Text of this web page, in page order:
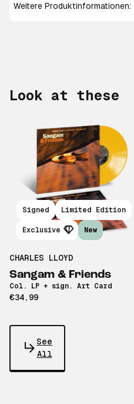
Weitere Produktinformationen:
Look at these
Signed Limited Edition
Exclusive New
CHARLES LLOYD
Sangam & Friends
Col. LP + sign. Art Card
€34,99
See
All